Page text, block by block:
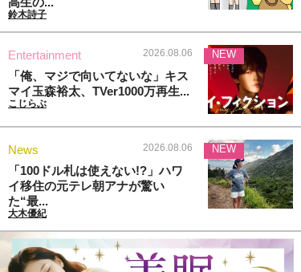
鈴木詩子
Entertainment 2026.08.06
「俺、マジで向いてないな」キス
マイ玉森裕太、TVer1000万再生...
こじらぶ
NEW
News 2026.08.06
「100ドル札は使えない!?」ハワ
イ移住の元テレ朝アナが驚い
た“最...
大木優紀
NEW